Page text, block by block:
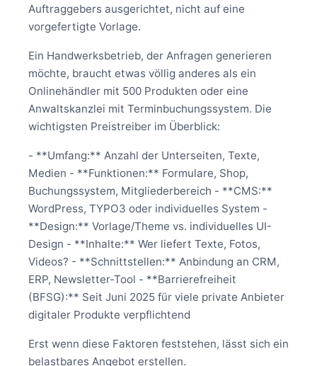
Auftraggebers ausgerichtet, nicht auf eine
vorgefertigte Vorlage.
Ein Handwerksbetrieb, der Anfragen generieren
möchte, braucht etwas völlig anderes als ein
Onlinehändler mit 500 Produkten oder eine
Anwaltskanzlei mit Terminbuchungssystem. Die
wichtigsten Preistreiber im Überblick:
- **Umfang:** Anzahl der Unterseiten, Texte,
Medien - **Funktionen:** Formulare, Shop,
Buchungssystem, Mitgliederbereich - **CMS:**
WordPress, TYPO3 oder individuelles System -
**Design:** Vorlage/Theme vs. individuelles UI-
Design - **Inhalte:** Wer liefert Texte, Fotos,
Videos? - **Schnittstellen:** Anbindung an CRM,
ERP, Newsletter-Tool - **Barrierefreiheit
(BFSG):** Seit Juni 2025 für viele private Anbieter
digitaler Produkte verpflichtend
Erst wenn diese Faktoren feststehen, lässt sich ein
belastbares Angebot erstellen.